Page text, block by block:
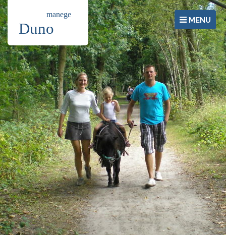
Home
Manege Duno
Pferde und Pony’s
Wandern mit Pony's
Ausritte
MENU